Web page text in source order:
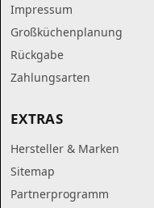
Impressum
Großküchenplanung
Rückgabe
Zahlungsarten
EXTRAS
Hersteller & Marken
Sitemap
Partnerprogramm